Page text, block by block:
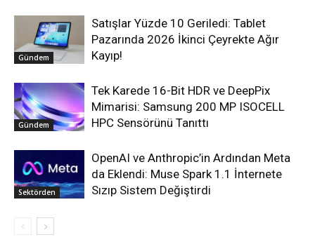
Gündem
Satışlar Yüzde 10 Geriledi: Tablet
Pazarında 2026 İkinci Çeyrekte Ağır
Kayıp!
Gündem
Tek Karede 16-Bit HDR ve DeepPix
Mimarisi: Samsung 200 MP ISOCELL
HPC Sensörünü Tanıttı
Sektörden
OpenAI ve Anthropic’in Ardından Meta
da Eklendi: Muse Spark 1.1 İnternete
Sızıp Sistem Değiştirdi